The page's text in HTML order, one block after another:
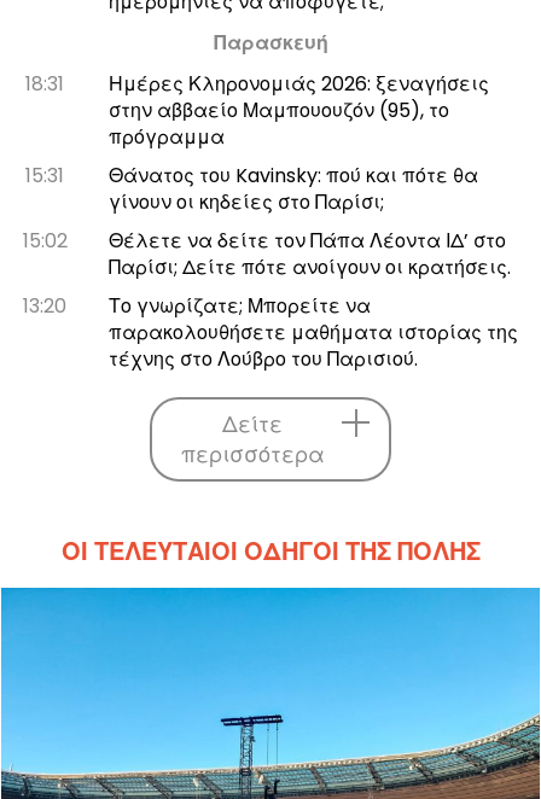
Παρασκευή
18:31
Ημέρες Κληρονομιάς 2026: ξεναγήσεις
στην αββαείο Μαμπουουζόν (95), το
πρόγραμμα
15:31
Θάνατος του Kavinsky: πού και πότε θα
γίνουν οι κηδείες στο Παρίσι;
15:02
Θέλετε να δείτε τον Πάπα Λέοντα ΙΔ’ στο
Παρίσι; Δείτε πότε ανοίγουν οι κρατήσεις.
13:20
Το γνωρίζατε; Μπορείτε να
παρακολουθήσετε μαθήματα ιστορίας της
τέχνης στο Λούβρο του Παρισιού.
Δείτε
περισσότερα
ΟΙ ΤΕΛΕΥΤΑΊΟΙ ΟΔΗΓΟΊ ΤΗΣ ΠΌΛΗΣ